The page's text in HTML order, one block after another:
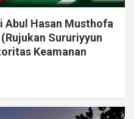
Abul Hasan Musthofa
Sururiyyun
Keamanan